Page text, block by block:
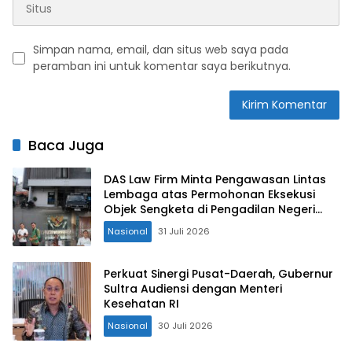
Simpan nama, email, dan situs web saya pada
peramban ini untuk komentar saya berikutnya.
Baca Juga
DAS Law Firm Minta Pengawasan Lintas
Lembaga atas Permohonan Eksekusi
Objek Sengketa di Pengadilan Negeri
Jakarta Selatan
Nasional 31 Juli 2026
Perkuat Sinergi Pusat-Daerah, Gubernur
Sultra Audiensi dengan Menteri
Kesehatan RI
Nasional 30 Juli 2026